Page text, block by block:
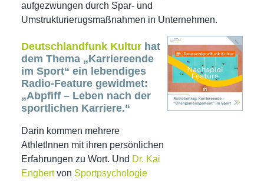
aufgezwungen durch Spar- und
Umstrukturierugsmaßnahmen in Unternehmen.
Deutschlandfunk Kulturhat
dem Thema „Karriereende
im Sport“ ein lebendiges
Radio-Feature gewidmet:
„Abpfiff – Leben nach der
sportlichen Karriere.“
Darin kommen mehrere
AthletInnen mit ihren persönlichen
Erfahrungen zu Wort. Und Dr. Kai
Engbertvon Sportpsychologie